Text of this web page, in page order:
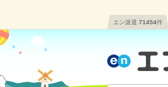
エン派遣 71454件